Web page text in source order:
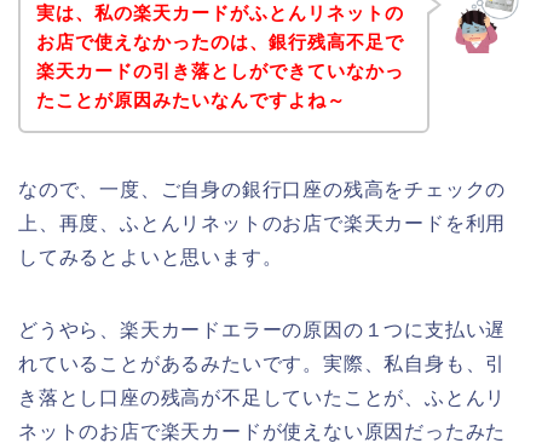
実は、私の楽天カードがふとんリネットの
お店で使えなかったのは、銀行残高不足で
楽天カードの引き落としができていなかっ
たことが原因みたいなんですよね～
なので、一度、ご自身の銀行口座の残高をチェックの
上、再度、ふとんリネットのお店で楽天カードを利用
してみるとよいと思います。
どうやら、楽天カードエラーの原因の１つに支払い遅
れていることがあるみたいです。実際、私自身も、引
き落とし口座の残高が不足していたことが、ふとんリ
ネットのお店で楽天カードが使えない原因だったみた